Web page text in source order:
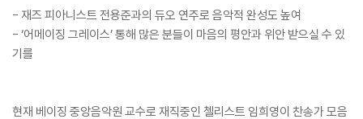
- 재즈 피아니스트 전용준과의 듀오 연주로 음악적 완성도 높여
- ‘어메이징 그레이스’ 통해 많은 분들이 마음의 평안과 위안 받으실 수 있
기를
현재 베이징 중앙음악원 교수로 재직중인 첼리스트 임희영이 찬송가 모음